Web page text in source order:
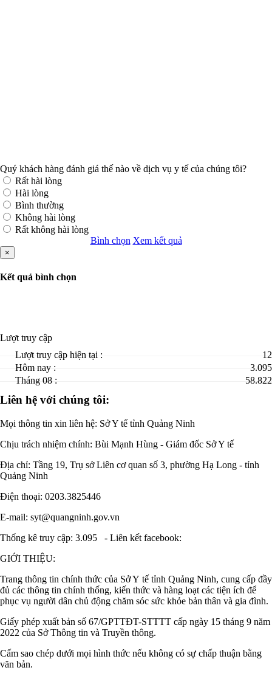
Quý khách hàng đánh giá thế nào về dịch vụ y tế của chúng tôi?
Rất hài lòng
Hài lòng
Bình thường
Không hài lòng
Rất không hài lòng
Bình chọn Xem kết quả
×
Kết quả bình chọn
Lượt truy cập
Lượt truy cập hiện tại :
12
Hôm nay :
3.095
Tháng 08 :
58.822
Liên hệ với chúng tôi:
Mọi thông tin xin liên hệ: Sở Y tế tỉnh Quảng Ninh
Chịu trách nhiệm chính: Bùi Mạnh Hùng - Giám đốc Sở Y tế
Địa chỉ: Tầng 19, Trụ sở Liên cơ quan số 3, phường Hạ Long - tỉnh
Quảng Ninh
Điện thoại: 0203.3825446
E-mail: syt@quangninh.gov.vn
Thống kê truy cập: 3.095
- Liên kết facebook:
GIỚI THIỆU:
Trang thông tin chính thức của Sở Y tế tỉnh Quảng Ninh, cung cấp đầy
đủ các thông tin chính thống, kiến thức và hàng loạt các tiện ích để
phục vụ người dân chủ động chăm sóc sức khỏe bản thân và gia đình.
Giấy phép xuất bản số 67/GPTTĐT-STTTT cấp ngày 15 tháng 9 năm
2022 của Sở Thông tin và Truyền thông.
Cấm sao chép dưới mọi hình thức nếu không có sự chấp thuận bằng
văn bản.